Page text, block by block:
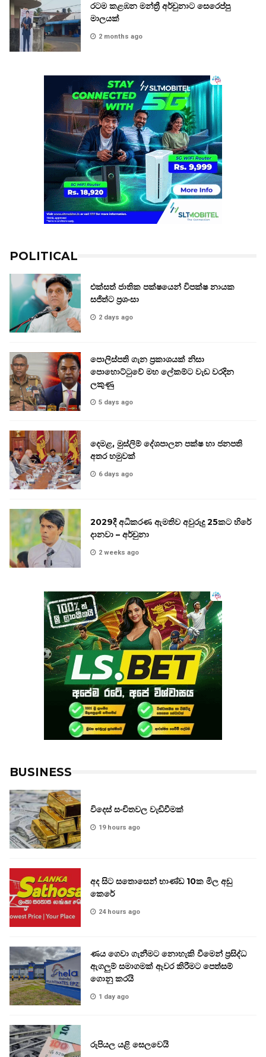
රටම කළඹන මන්ත්‍රී අර්චුනාට සෙරෙප්පු
මාලයක්
2 months ago
POLITICAL
එක්සත් ජාතික පක්ෂයෙන් විපක්ෂ නායක
සජිත්ට ප්‍රශංසා
2 days ago
පොලිස්පති ගැන ප්‍රකාශයක් නිසා
පොහොට්ටුවේ මහ ලේකම්ට වැඩ වරදින
ලකුණු
5 days ago
දෙමළ, මුස්ලිම් දේශපාලන පක්ෂ හා ජනපති
අතර හමුවක්
6 days ago
2029දී අධිකරණ ඇමතිව අවුරුදු 25කට හිරේ
දානවා – අර්චුනා
2 weeks ago
BUSINESS
විදෙස් සංචිතවල වැඩිවීමක්
19 hours ago
අද සිට සතොසෙන් භාණ්ඩ 10ක මිල අඩු
කෙරේ
24 hours ago
ණය ගෙවා ගැනීමට නොහැකි වීමෙන් ප්‍රසිද්ධ
ඇගලුම් සමාගමක් ඈවර කිරීමට පෙත්සම්
ගොනු කරයි
1 day ago
රුපියල යළි සෙලවෙයි